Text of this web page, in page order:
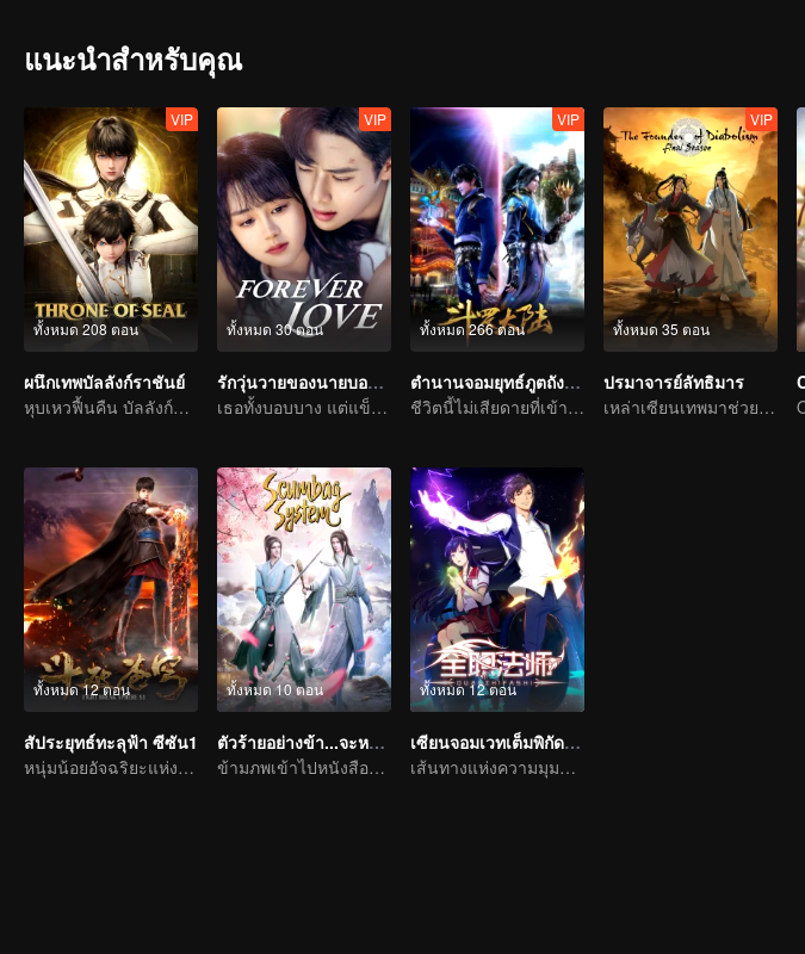
แนะนำสำหรับคุณ
ทั้งหมด 208 ตอน
VIP
ผนึกเทพบัลลังก์ราชันย์
หุบเหวฟื้นคืน บัลลังก์ราชันย์จุติ
ทั้งหมด 30 ตอน
VIP
รักวุ่นวายของนายบอดี้การ์ด
เธอทั้งบอบบาง แต่แข็งแกร่ง
ทั้งหมด 266 ตอน
VIP
ตำนานจอมยุทธ์ภูตถังซาน
ชีวิตนี้ไม่เสียดายที่เข้านิกายถัง
ทั้งหมด 35 ตอน
VIP
ปรมาจารย์ลัทธิมาร
เหล่าเซียนเทพมาช่วยทำลายล้างความชั่วร้ายให้กับประชาชน
ทั้งหมด 12 ตอน
สัประยุทธ์ทะลุฟ้า ซีซัน1
หนุ่มน้อยอัจฉริยะแห่งโลกปราณยุทธ
ทั้งหมด 10 ตอน
ตัวร้ายอย่างข้า...จะหนีเอาตัวรอดยังไงดี
ข้ามภพเข้าไปหนังสือและเป็นนาง(นาย)ร้ายและโหดร้ายทารุณต่อพระเอก
ทั้งหมด 12 ตอน
เซียนจอมเวทเต็มพิกัด ซีซัน1
เส้นทางแห่งความมุมานะในการฝึกพัฒนาตนเอง